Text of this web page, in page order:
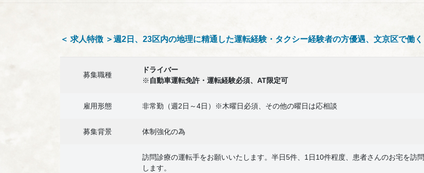
＜ 求人特徴 ＞週2日、23区内の地理に精通した運転経験・タクシー経験者の方優遇、文京区で働く
募集職種
ドライバー
※ 自動車運転免許・運転経験必須、AT限定可
雇用形態 非常勤（週2日～4日）※木曜日必須、その他の曜日は応相談
募集背景 体制強化の為
訪問診療の運転手をお願いいたします。半日5件、1日10件程度、患者さんのお宅を訪問
します。